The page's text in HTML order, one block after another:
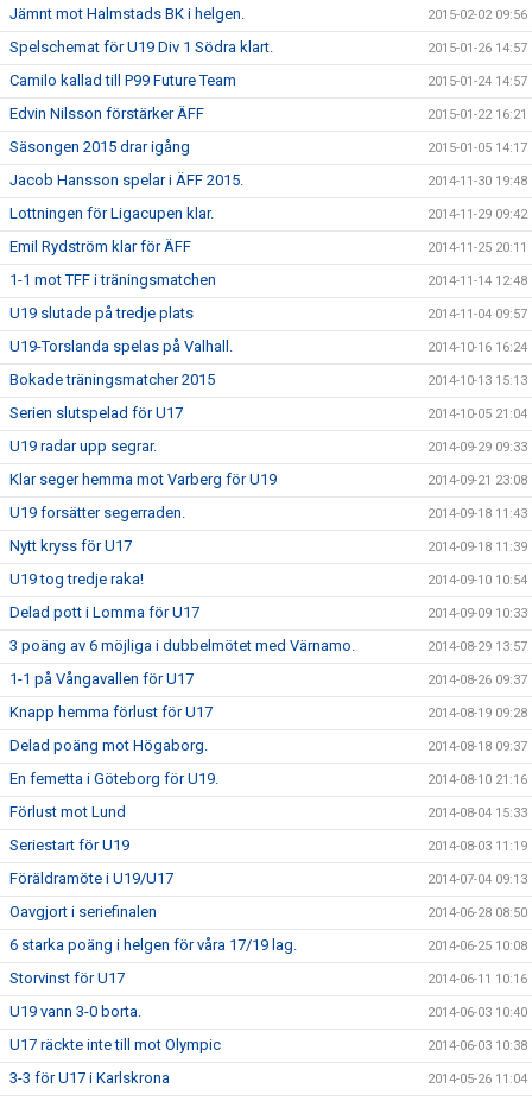
Jämnt mot Halmstads BK i helgen. 2015-02-02 09:56
Spelschemat för U19 Div 1 Södra klart. 2015-01-26 14:57
Camilo kallad till P99 Future Team 2015-01-24 14:57
Edvin Nilsson förstärker ÄFF 2015-01-22 16:21
Säsongen 2015 drar igång 2015-01-05 14:17
Jacob Hansson spelar i ÄFF 2015. 2014-11-30 19:48
Lottningen för Ligacupen klar. 2014-11-29 09:42
Emil Rydström klar för ÄFF 2014-11-25 20:11
1-1 mot TFF i träningsmatchen 2014-11-14 12:48
U19 slutade på tredje plats 2014-11-04 09:57
U19-Torslanda spelas på Valhall. 2014-10-16 16:24
Bokade träningsmatcher 2015 2014-10-13 15:13
Serien slutspelad för U17 2014-10-05 21:04
U19 radar upp segrar. 2014-09-29 09:33
Klar seger hemma mot Varberg för U19 2014-09-21 23:08
U19 forsätter segerraden. 2014-09-18 11:43
Nytt kryss för U17 2014-09-18 11:39
U19 tog tredje raka! 2014-09-10 10:54
Delad pott i Lomma för U17 2014-09-09 10:33
3 poäng av 6 möjliga i dubbelmötet med Värnamo. 2014-08-29 13:57
1-1 på Vångavallen för U17 2014-08-26 09:37
Knapp hemma förlust för U17 2014-08-19 09:28
Delad poäng mot Högaborg. 2014-08-18 09:37
En femetta i Göteborg för U19. 2014-08-10 21:16
Förlust mot Lund 2014-08-04 15:33
Seriestart för U19 2014-08-03 11:19
Föräldramöte i U19/U17 2014-07-04 09:13
Oavgjort i seriefinalen 2014-06-28 08:50
6 starka poäng i helgen för våra 17/19 lag. 2014-06-25 10:08
Storvinst för U17 2014-06-11 10:16
U19 vann 3-0 borta. 2014-06-03 10:40
U17 räckte inte till mot Olympic 2014-06-03 10:38
3-3 för U17 i Karlskrona 2014-05-26 11:04